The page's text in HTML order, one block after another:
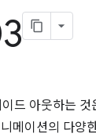
드 아웃하는 것
메이션의 다양